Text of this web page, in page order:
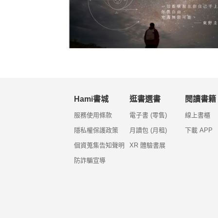
Hami書城
服務使用條款
隱私權保護政策
個資蒐集告知聲明
防詐騙宣導
逛書選書
電子書 (零售)
月讀包 (月租)
XR 體驗書展
閱讀書籍
線上書櫃
下載 APP